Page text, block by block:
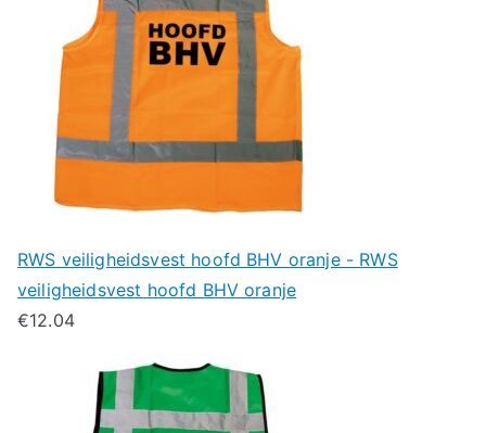
RWS veiligheidsvest hoofd BHV oranje - RWS
veiligheidsvest hoofd BHV oranje
€12.04